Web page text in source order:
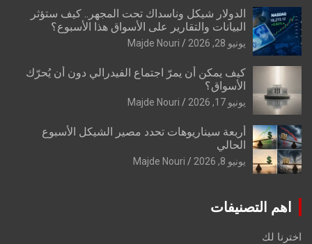
الدولار شيكل وناسداك تحت المجهر.. كيف ستؤثر
البيانات والتقارير على الأسواق هذا الأسبوع؟
يونيو 28, 2026 Majde Nouri
كيف يمكن أن يمرّ اجتماع الفيدرالي دون أن يُحرّك
الأسواق؟
يونيو 17, 2026 Majde Nouri
أربعة سيناريوهات تحدد مصير الشيكل الأسبوع
الحالي
يونيو 8, 2026 Majde Nouri
اهم التصنيفات
اخترنا لك